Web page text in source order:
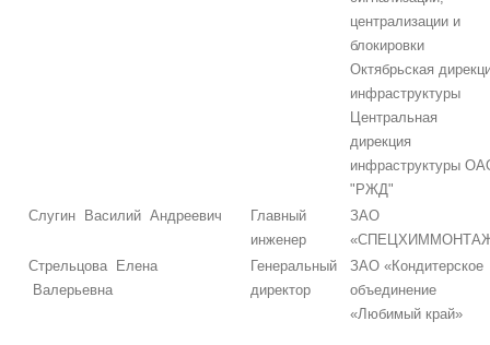
централизации и
блокировки
Октябрьская
инфраструктуры
Центральная
дирекция
инфраструктуры
"РЖД"
Слугин Василий Андреевич
Главный
инженер
ЗАО
Стрельцова Елена
Валерьевна
Генеральный
директор
ЗАО «Кондитерское
объединение
«Любимый край»